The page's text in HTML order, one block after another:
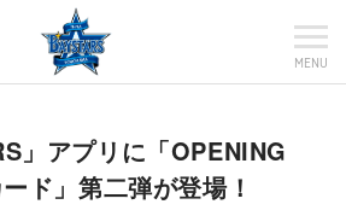
MENU
」アプリに「OPENING
ド」第二弾が登場！